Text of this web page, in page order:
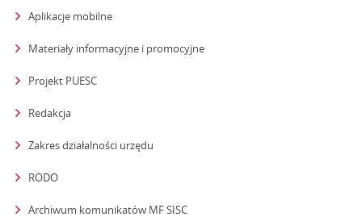
Aplikacje mobilne
Materiały informacyjne i promocyjne
Projekt PUESC
Redakcja
Zakres działalności urzędu
RODO
Archiwum komunikatów MF SISC